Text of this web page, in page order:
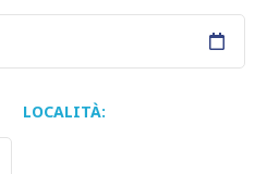
LOCALITÀ: